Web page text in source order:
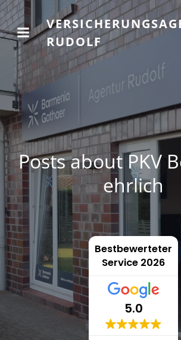
RUDOLF
Posts about PKV
ehrlich
Bestbewerteter
Service 2026
5.0